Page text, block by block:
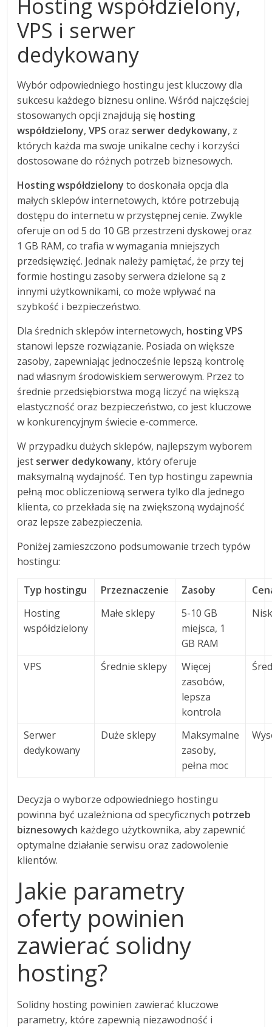
Hosting współdzielony,
VPS i serwer
dedykowany
Wybór odpowiedniego hostingu jest kluczowy dla
sukcesu każdego biznesu online. Wśród najczęściej
stosowanych opcji znajdują się hosting
współdzielony,VPS oraz serwer dedykowany, z
których każda ma swoje unikalne cechy i korzyści
dostosowane do różnych potrzeb biznesowych.
Hosting współdzielony to doskonała opcja dla
małych sklepów internetowych, które potrzebują
dostępu do internetu w przystępnej cenie. Zwykle
oferuje on od 5 do 10 GB przestrzeni dyskowej oraz
1 GB RAM, co trafia w wymagania mniejszych
przedsięwzięć. Jednak należy pamiętać, że przy tej
formie hostingu zasoby serwera dzielone są z
innymi użytkownikami, co może wpływać na
szybkość i bezpieczeństwo.
Dla średnich sklepów internetowych, hosting VPS
stanowi lepsze rozwiązanie. Posiada on większe
zasoby, zapewniając jednocześnie lepszą kontrolę
nad własnym środowiskiem serwerowym. Przez to
średnie przedsiębiorstwa mogą liczyć na większą
elastyczność oraz bezpieczeństwo, co jest kluczowe
w konkurencyjnym świecie e-commerce.
W przypadku dużych sklepów, najlepszym wyborem
jest serwer dedykowany, który oferuje
maksymalną wydajność. Ten typ hostingu zapewnia
pełną moc obliczeniową serwera tylko dla jednego
klienta, co przekłada się na zwiększoną wydajność
oraz lepsze zabezpieczenia.
Poniżej zamieszczono podsumowanie trzech typów
hostingu:
Typ hostingu Przeznaczenie Zasoby
Hosting
współdzielony
Małe sklepy
5-10 GB
miejsca, 1
GB RAM
VPS Średnie sklepy
Więcej
zasobów,
lepsza
kontrola
Serwer
dedykowany
Duże sklepy
Maksymalne
zasoby,
pełna moc
Decyzja o wyborze odpowiedniego hostingu
powinna być uzależniona od specyficznych potrzeb
biznesowych każdego użytkownika, aby zapewnić
optymalne działanie serwisu oraz zadowolenie
klientów.
Jakie parametry
oferty powinien
zawierać solidny
hosting?
Solidny hosting powinien zawierać kluczowe
parametry, które zapewnią niezawodność i